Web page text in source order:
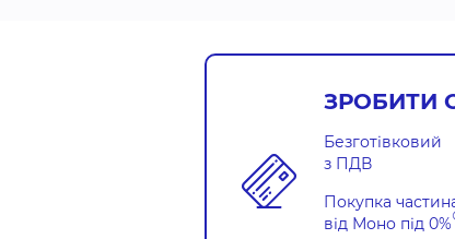
ЗРОБИТИ
Безготівковий
з ПДВ
Покупка
від Моно під 0%